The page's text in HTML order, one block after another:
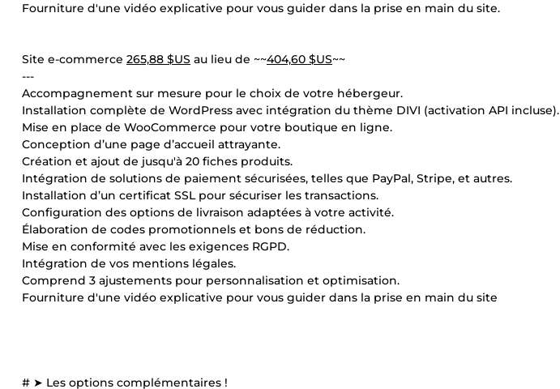
Fourniture d'une vidéo explicative pour vous guider dans la prise en main du site.
Site e-commerce 265,88 $US au lieu de ~~404,60 $US~~
---
Accompagnement sur mesure pour le choix de votre hébergeur.
Installation complète de WordPress avec intégration du thème DIVI (activation API incluse).
Mise en place de WooCommerce pour votre boutique en ligne.
Conception d’une page d’accueil attrayante.
Création et ajout de jusqu'à 20 fiches produits.
Intégration de solutions de paiement sécurisées, telles que PayPal, Stripe, et autres.
Installation d’un certificat SSL pour sécuriser les transactions.
Configuration des options de livraison adaptées à votre activité.
Élaboration de codes promotionnels et bons de réduction.
Mise en conformité avec les exigences RGPD.
Intégration de vos mentions légales.
Comprend 3 ajustements pour personnalisation et optimisation.
Fourniture d'une vidéo explicative pour vous guider dans la prise en main du site
# ➤ Les options complémentaires !